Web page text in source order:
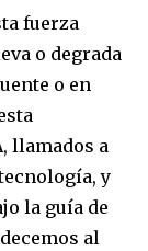
fuerza
o degrada
o en
llamados a
y
la guía de
al